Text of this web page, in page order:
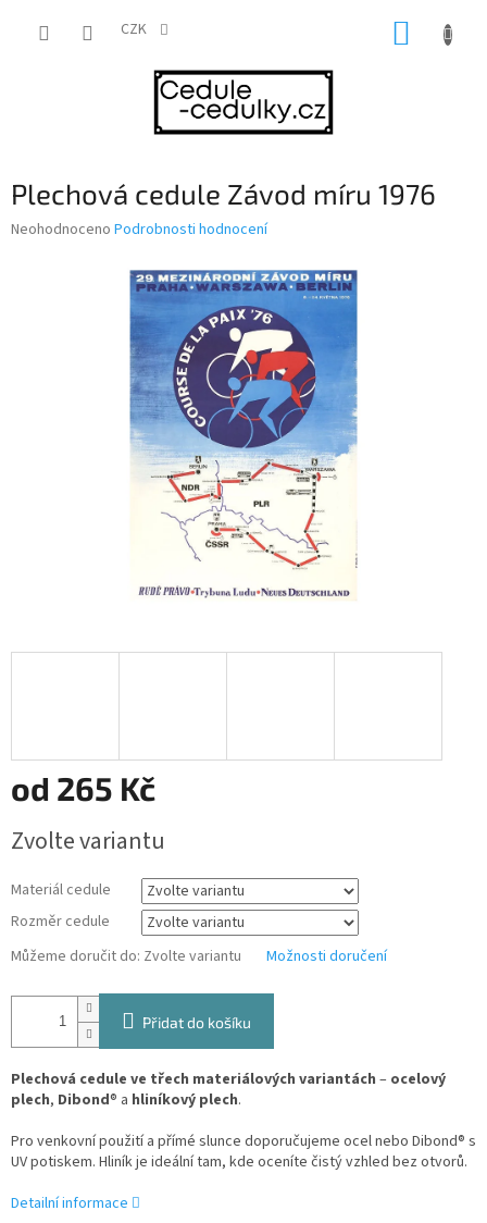
CZK
Plechová cedule Závod míru 1976
Průměrné
Neohodnoceno Podrobnosti hodnocení
od 265 Kč
cena:
Zvolte variantu
Materiál cedule
Rozměr cedule
Můžeme doručit do: Zvolte variantu Možnosti doručení
Přidat do košíku
Plechová cedule ve třech materiálových variantách – ocelový
plech, Dibond® a hliníkový plech.
Pro venkovní použití a přímé slunce doporučujeme ocel nebo Dibond® s
UV potiskem. Hliník je ideální tam, kde oceníte čistý vzhled bez otvorů.
Detailní informace